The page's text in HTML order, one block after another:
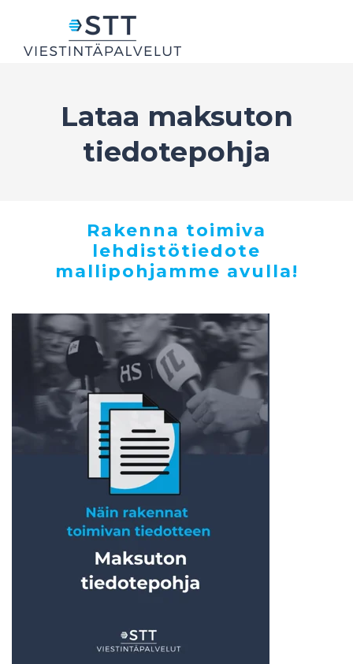
Lataa maksuton
tiedotepohja
Rakenna toimiva
lehdistötiedote
mallipohjamme avulla!